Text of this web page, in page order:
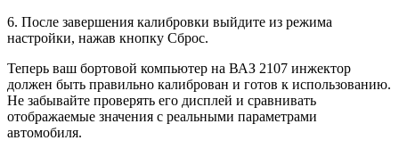
6. После завершения калибровки выйдите из режима
настройки, нажав кнопку Сброс.
Теперь ваш бортовой компьютер на ВАЗ 2107 инжектор
должен быть правильно калиброван и готов к использованию.
Не забывайте проверять его дисплей и сравнивать
отображаемые значения с реальными параметрами
автомобиля.